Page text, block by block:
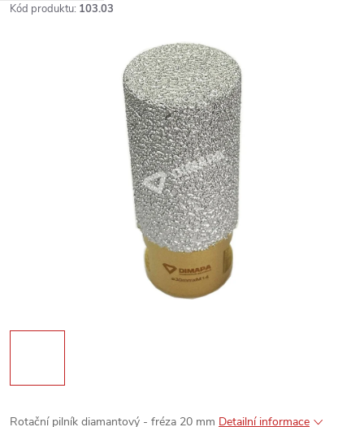
Kód produktu: 103.03
Rotační pilník diamantový - fréza 20 mm Detailní informace